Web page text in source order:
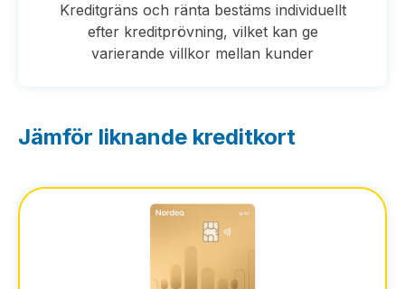
Kreditgräns och ränta bestäms individuellt
efter kreditprövning, vilket kan ge
varierande villkor mellan kunder
Jämför liknande kreditkort